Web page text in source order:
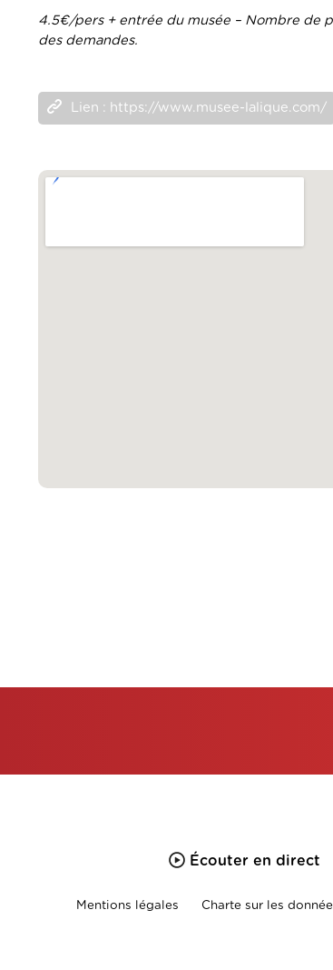
4.5€/pers + entrée du musée – Nombre de
des demandes.
Lien : https://www.musee-lalique.com/
Écouter en direct
Mentions légales Charte sur les